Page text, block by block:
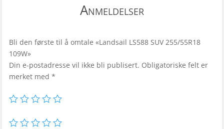
Anmeldelser
Bli den første til å omtale «Landsail LS588 SUV 255/55R18
109W»
Din e-postadresse vil ikke bli publisert. Obligatoriske felt er
merket med *